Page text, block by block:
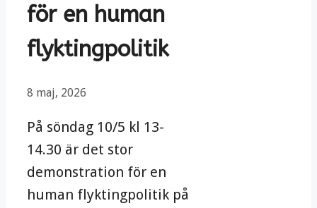
för en human
flyktingpolitik
8 maj, 2026
På söndag 10/5 kl 13-
14.30 är det stor
demonstration för en
human flyktingpolitik på